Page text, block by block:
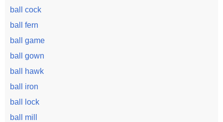
ball cock
ball fern
ball game
ball gown
ball hawk
ball iron
ball lock
ball mill